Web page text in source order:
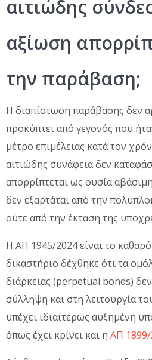
αιτιώδης
αξίωση
την παράβαση;
Η διαπίστωση παράβασης δεν
προκύπτει από γεγονός που
μέτρο επιμέλειας κατά τον
αιτιώδης συνάφεια δεν
απορρίπτεται ως ουσία
δεν εξαρτάται από την
ούτε από την έκταση της
Η ΑΠ 1945/2024 είναι το
δικαστήριο δέχθηκε ότι τα
διάρκειας (perpetual bonds)
σύλληψη και στη λειτουργία
υπέχει ιδιαιτέρως αυξημένη
όπως έχει κρίνει και η ΑΠ 1899/